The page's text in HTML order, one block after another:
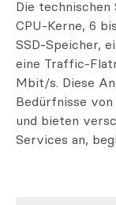
Die
CPU-Kerne, 6
SSD-Speicher,
eine Traffic-
Mbit/s. Diese
Bedürfnisse
und bieten
Services an,